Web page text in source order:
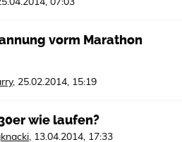
07:03
vorm Marathon
, 25.02.2014, 15:19
wie laufen?
13.04.2014, 17:33